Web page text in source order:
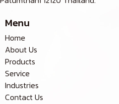
Menu
Home
About Us
Products
Service
Industries
Contact Us